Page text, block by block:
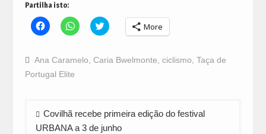
Partilha isto:
Click
to
Facebook
(Opens
in
new
Click
to
WhatsApp
(Opens
Click
to
Twitter
(Opens
More
Ana Caramelo Caria Bwelmonte ciclismo Taça de
Portugal Elite
Navegação
de
Covilhã recebe primeira edição do festival
URBANA a 3 de junho